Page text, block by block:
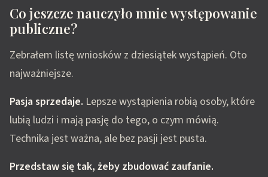
Co jeszcze nauczyło mnie występowanie
publiczne?
Zebrałem listę wniosków z dziesiątek wystąpień. Oto
najważniejsze.
Pasja sprzedaje. Lepsze wystąpienia robią osoby, które
lubią ludzi i mają pasję do tego, o czym mówią.
Technika jest ważna, ale bez pasji jest pusta.
Przedstaw się tak, żeby zbudować zaufanie.